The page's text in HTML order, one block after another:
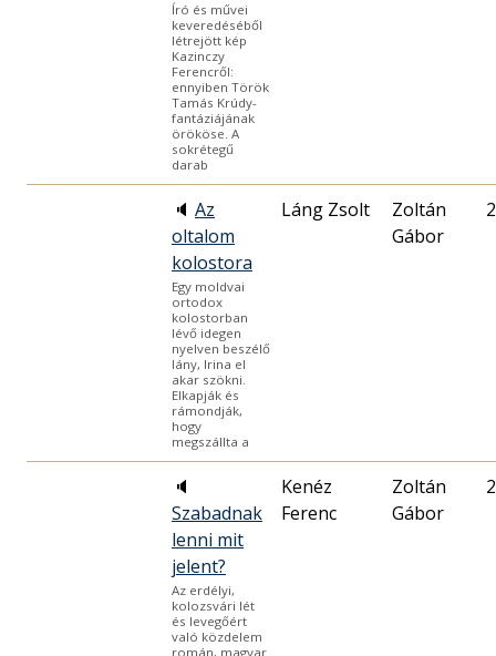
Író és művei
keveredéséből
létrejött kép
Kazinczy
Ferencről:
ennyiben Török
Tamás Krúdy-
fantáziájának
örököse. A
sokrétegű
darab
🔈 Az
oltalom
kolostora
Egy moldvai
ortodox
kolostorban
lévő idegen
nyelven beszélő
lány, Irina el
akar szökni.
Elkapják és
rámondják,
hogy
megszállta a
Láng Zsolt
Zoltán
Gábor
🔈
Szabadnak
lenni mit
jelent?
Az erdélyi,
kolozsvári lét
és levegőért
való közdelem
román, magyar
Kenéz
Ferenc
Zoltán
Gábor